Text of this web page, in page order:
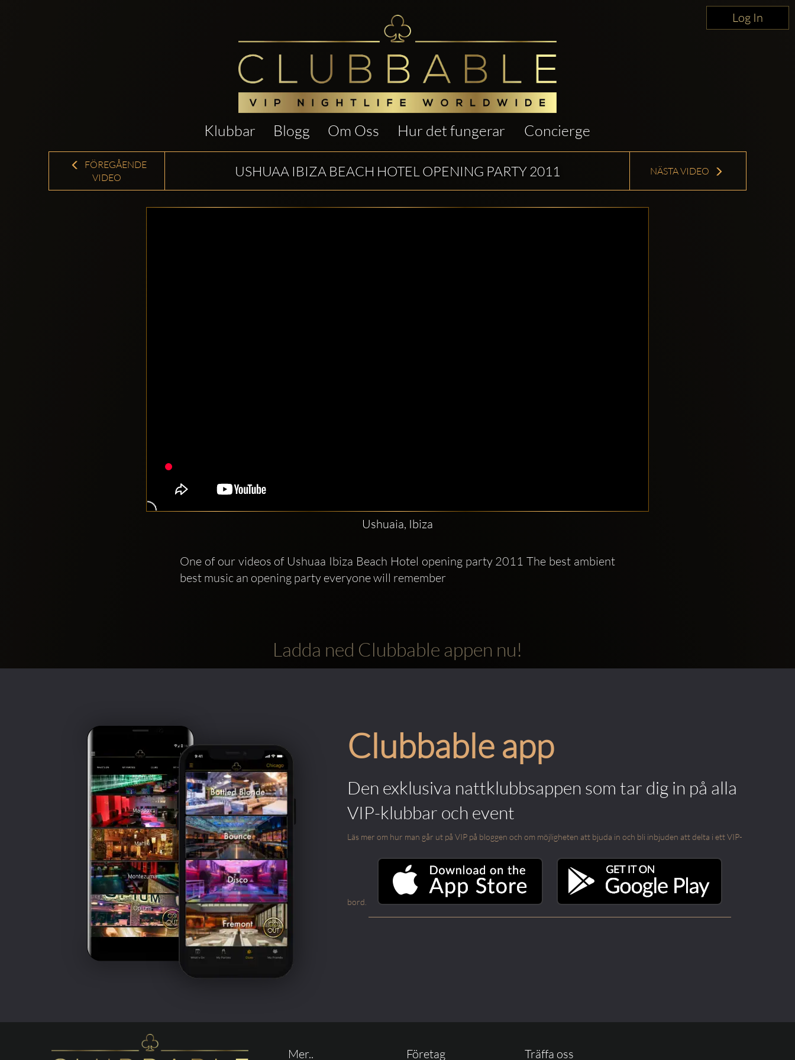
Log In
Klubbar Blogg Om Oss Hur det fungerar Concierge
FÖREGÅENDE
VIDEO
USHUAA IBIZA BEACH HOTEL OPENING PARTY 2011 NÄSTA VIDEO
Ushuaia, Ibiza
One of our videos of Ushuaa Ibiza Beach Hotel opening party 2011 The best ambient
best music an opening party everyone will remember
Ladda ned Clubbable appen nu!
Clubbable app
Den exklusiva nattklubbsappen som tar dig in på alla
VIP-klubbar och event
Läs mer om hur man går ut på VIP på bloggen och om möjligheten att bjuda in och bli inbjuden att delta i ett VIP-
bord.
Mer.. Företag Träffa oss